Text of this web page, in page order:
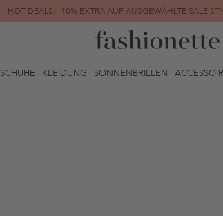
HOT DEALS: -10% EXTRA AUF AUSGEWÄHLTE SALE
FINAL SALE | BIS ZU -80% REDUZIERT
SCHUHE KLEIDUNG SONNENBRILLEN